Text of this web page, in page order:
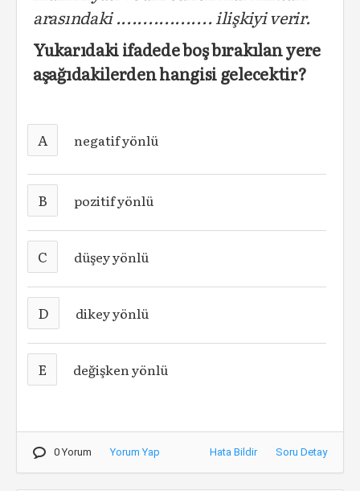
arasındaki .................. ilişkiyi verir.
Yukarıdaki ifadede boş bırakılan yere
aşağıdakilerden hangisi gelecektir?
A negatif yönlü
B pozitif yönlü
C düşey yönlü
D dikey yönlü
E değişken yönlü
0 Yorum Yorum Yap Hata Bildir Soru Detay